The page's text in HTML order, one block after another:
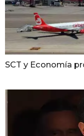
SCT y Economía